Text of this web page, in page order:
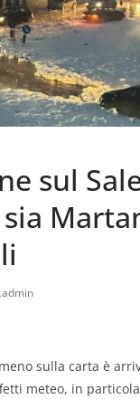
sul
admin
sulla carta è
meteo, in